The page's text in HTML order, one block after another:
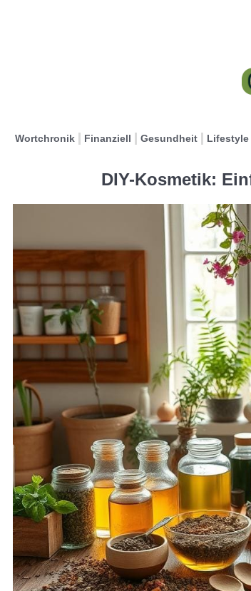
Wortchronik Finanziell Gesundheit Lifestyle
DIY-Kosmetik: